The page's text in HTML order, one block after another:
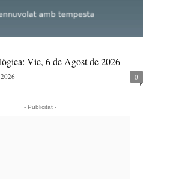
Vic, 6 de Agost de 2026
0
- Publicitat -